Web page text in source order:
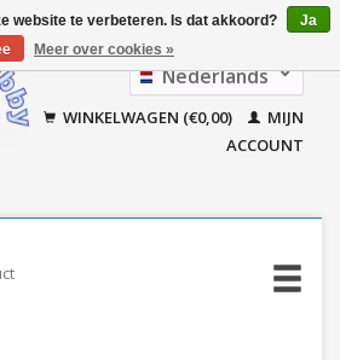
Nederlands
Français
WINKELWAGEN (€0,00)
MIJN
ACCOUNT
website te verbeteren. Is dat akkoord?
Ja
Meer over cookies »